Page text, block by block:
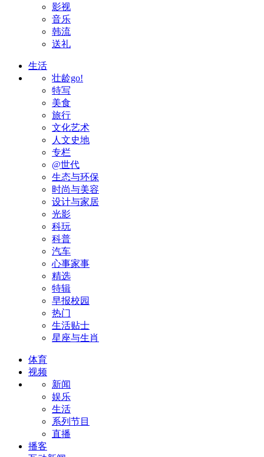
影视
音乐
韩流
送礼
生活
壮龄go!
特写
美食
旅行
文化艺术
人文史地
专栏
@世代
生态与环保
时尚与美容
设计与家居
光影
科玩
科普
汽车
心事家事
精选
特辑
早报校园
热门
生活贴士
星座与生肖
体育
视频
新闻
娱乐
生活
系列节目
直播
播客